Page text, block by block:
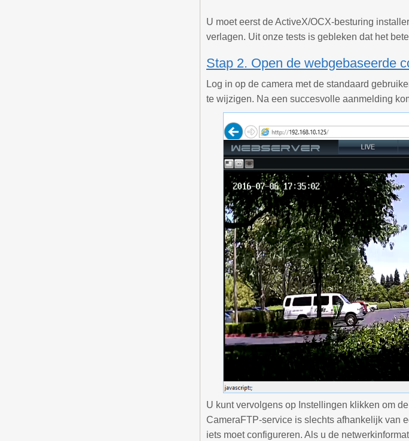
U moet eerst de ActiveX/OCX-besturing
verlagen. Uit onze tests is gebleken dat het
Stap 2. Open de webgebaseerde
Log in op de camera met de standaard
te wijzigen. Na een succesvolle aanmelding
U kunt vervolgens op Instellingen klikken om
CameraFTP-service is slechts afhankelijk van
iets moet configureren. Als u de